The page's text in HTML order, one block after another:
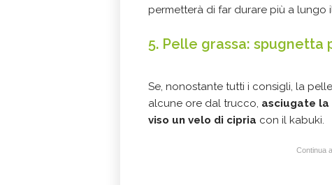
permetterà di far durare più a lungo
5. Pelle grassa: spugnetta
Se, nonostante tutti i consigli, la
alcune ore dal trucco, asciugate la
viso un velo di cipria con il kabuki.
Continua